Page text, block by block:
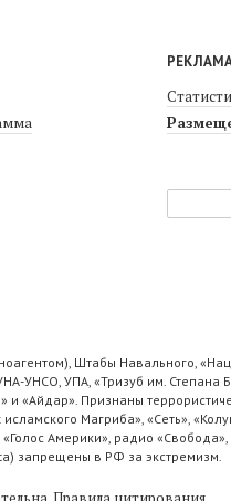
Штабы Навального,
УНСО, УПА, «Тризуб им.
и «Айдар». Признаны
Магриба», «Сеть»,
Америки», радио
запрещены в РФ за экстремизм.